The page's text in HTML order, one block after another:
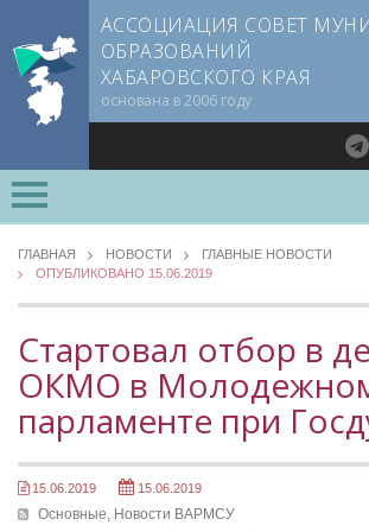
АССОЦИАЦИЯ СОВЕТ
ОБРАЗОВАНИЙ
ХАБАРОВСКОГО КРАЯ
основана в 2006 году
ОСНОВНЫЕ
Изменения в законодательстве о
НОВОСТИ ВАРМСУ
НОВОСТИ ТОС
ЗАСЕДАНИЯ СЪЕЗДОВ, ПРАВЛЕНИЙ,
О СОВЕТЕ
Документы CMO
Устав
Учредительный договор
Члены СМО
Учредители
Руководящие органы
Съезд Совета
Председатель Совета
ГЛАВНАЯ НОВОСТИ
ГЛАВНЫЕ НОВОСТИ
ОПУБЛИКОВАНО 15.06.2019
Стартовал отбор в
ОКМО в
парламенте при
15.06.2019 15.06.2019
Основные, Новости ВАРМСУ